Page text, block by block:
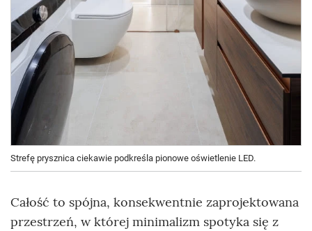
Strefę prysznica ciekawie podkreśla pionowe oświetlenie LED.
Całość to spójna, konsekwentnie zaprojektowana
przestrzeń, w której minimalizm spotyka się z